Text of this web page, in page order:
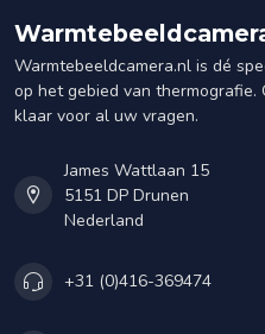
Warmtebeeldcamera.nl is dé
op het gebied van
klaar voor al uw vragen.
James Wattlaan 15
5151 DP Drunen
Nederland
+31 (0)416-369474